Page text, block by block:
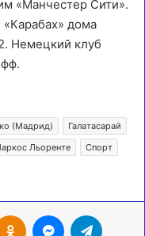
«Манчестер Сити».
дома
Немецкий клуб
(Мадрид)
Галатасарай
Льоренте
Спорт
Одноклассники
Messenger